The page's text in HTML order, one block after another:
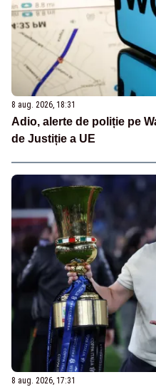
8 aug. 2026, 18:31
Adio, alerte de poliție pe
de Justiție a UE
8 aug. 2026, 17:31